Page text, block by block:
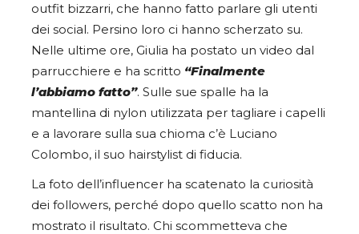
outfit bizzarri, che hanno fatto parlare gli utenti
dei social. Persino loro ci hanno scherzato su.
Nelle ultime ore, Giulia ha postato un video dal
parrucchiere e ha scritto “Finalmente
l’abbiamo fatto”. Sulle sue spalle ha la
mantellina di nylon utilizzata per tagliare i capelli
e a lavorare sulla sua chioma c’è Luciano
Colombo, il suo hairstylist di fiducia.
La foto dell’influencer ha scatenato la curiosità
dei followers, perché dopo quello scatto non ha
mostrato il risultato. Chi scommetteva che